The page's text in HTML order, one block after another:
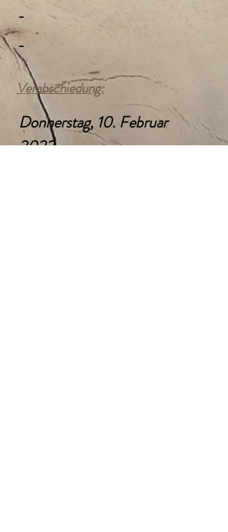
-
-
Verabschiedung:
Donnerstag, 10. Februar
2022